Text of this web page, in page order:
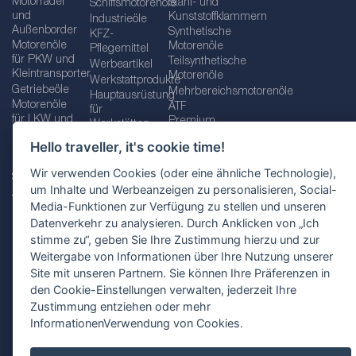
Hello traveller, it's cookie time!
Wir verwenden Cookies (oder eine ähnliche Technologie),
um Inhalte und Werbeanzeigen zu personalisieren, Social-
Media-Funktionen zur Verfügung zu stellen und unseren
Datenverkehr zu analysieren. Durch Anklicken von „Ich
stimme zu“, geben Sie Ihre Zustimmung hierzu und zur
Weitergabe von Informationen über Ihre Nutzung unserer
Site mit unseren Partnern. Sie können Ihre Präferenzen in
den Cookie-Einstellungen verwalten, jederzeit Ihre
Zustimmung entziehen oder mehr
InformationenVerwendung von Cookies.
und
Außenborder
Motorenöle
für PKW und
Kleintransporter
Getriebeöle
Motorenöle
für LKW und
Betriebs-
Serviceflüssigkeiten
Additive
Fette
Schiffsmotorenöle
Industrieöle
KFZ-
Pflegemittel
Werbeartikel
Werkstattprodukte
Hauptausrüstung
für
Werkstätten
Schraubenschlüssel
und
Schraubenschlüsselsätze
Zusätzliche
Werkzeuge
für
Werkstätten
Stahl- und
Kunststoffklammern
Synthetische
Motorenöle
Teilsynthetische
Motorenöle
Mehrbereichsmotorenöle
ATF
Premium
Öle für
Getriebeöle
Impressum AGB
Datenschutzbestimmungen Standortauswahl